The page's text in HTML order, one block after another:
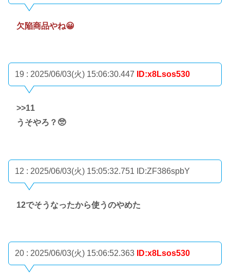
欠陥商品やね😀
19 : 2025/06/03(火) 15:06:30.447 ID:x8Lsos530
>>11
うそやろ？🥺
12 : 2025/06/03(火) 15:05:32.751 ID:ZF386spbY
12でそうなったから使うのやめた
20 : 2025/06/03(火) 15:06:52.363 ID:x8Lsos530